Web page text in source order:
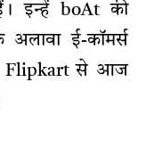
इन्हें boAt की
ई-कॉमर्स
Flipkart से आज